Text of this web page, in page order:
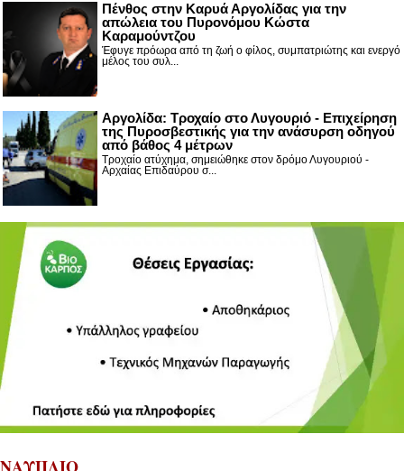
Πένθος στην Καρυά Αργολίδας για την
απώλεια του Πυρονόμου Κώστα
Καραμούντζου
Έφυγε πρόωρα από τη ζωή ο φίλος, συμπατριώτης και ενεργό
μέλος του συλ...
Αργολίδα: Τροχαίο στο Λυγουριό - Επιχείρηση
της Πυροσβεστικής για την ανάσυρση οδηγού
από βάθος 4 μέτρων
Τροχαίο ατύχημα, σημειώθηκε στον δρόμο Λυγουριού -
Αρχαίας Επιδαύρου σ...